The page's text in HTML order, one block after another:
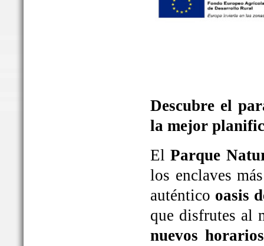
Descubre el
la mejor
ElParque
los enclaves
auténtico oasis
que disfrutes al
nuevos